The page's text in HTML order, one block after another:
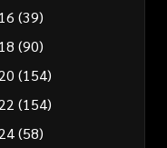
(39)
(90)
(154)
(154)
(58)